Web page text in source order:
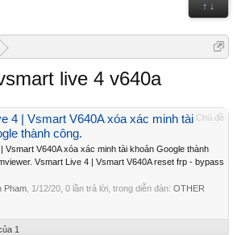
↑ ↓
live 4 v640a
Chủ đề
4 | Vsmart V640A xóa xác minh tài
thành công.
Vsmart V640A xóa xác minh tài khoản Google thành
Vsmart Live 4 | Vsmart V640A reset frp - bypass
Pham 1/12/20 , 0 lần trả lời, trong diễn đàn: OTHER
1